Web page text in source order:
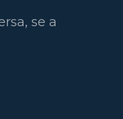
se a